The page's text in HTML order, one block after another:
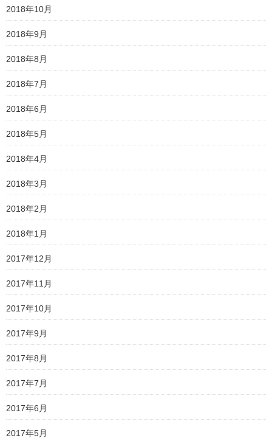
2018年10月
2018年9月
2018年8月
2018年7月
2018年6月
2018年5月
2018年4月
2018年3月
2018年2月
2018年1月
2017年12月
2017年11月
2017年10月
2017年9月
2017年8月
2017年7月
2017年6月
2017年5月